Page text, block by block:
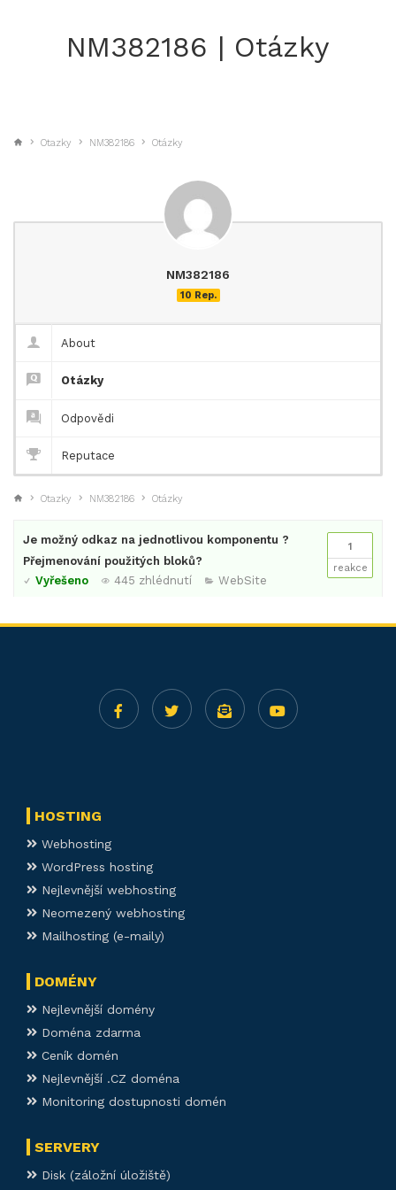
NM382186 | Otázky
Otazky NM382186 Otázky
NM382186
10 Rep.
About
Otázky
Odpovědi
Reputace
Otazky NM382186 Otázky
1
reakce
Je možný odkaz na jednotlivou komponentu ?
Přejmenování použitých bloků?
Vyřešeno
445 zhlédnutí WebSite
HOSTING
Webhosting
WordPress hosting
Nejlevnější webhosting
Neomezený webhosting
Mailhosting (e-maily)
DOMÉNY
Nejlevnější domény
Doména zdarma
Ceník domén
Nejlevnější .CZ doména
Monitoring dostupnosti domén
SERVERY
Disk (záložní úložiště)